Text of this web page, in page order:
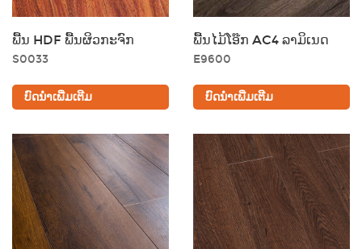
ພື້ນ HDF ພື້ນຜິວກະຈົກ
S0033
ບົດນຳເພີ່ມເຕີມ
ພື້ນໄມ້ໂອ໊ກ AC4 ລາມິເນດ
E9600
ບົດນຳເພີ່ມເຕີມ
ພວກເຮົາໄດ້ກະກຽມທາງເລືອກສີທີ່ຫຼາກຫຼາຍ, ແລະລາມິເນດສີນ້ຳຕານເຮັດ
ໃຫ້ຫ້ອງຂອງທ່ານເບິ່ງໃຫຍ່ຂຶ້ນ ແລະ ເປີດກວ້າງຂຶ້ນ. ທ່ານຍັງຈະໄດ້ຮັບຄວາມ
ອົບອຸ່ນທີ່ດີເລີດ ແລະ ອຸດົມສົມບູນຈາກໂທນສີທີ່ມືດກວ່າເລັກນ້ອຍ. ນອກເໜືອ
ໄປຈາກການເບິ່ງທັນສະໄໝ ແລະ ທັນສະໄໝແລ້ວ, ລາມິເນດສີເທົາຍັງເປັນຕົວ